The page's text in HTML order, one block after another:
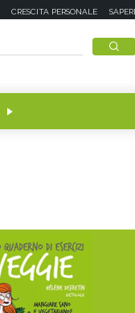
CRESCITA PERSONALE